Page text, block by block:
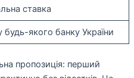
ставка
будь-якого банку України
пропозиція: перший